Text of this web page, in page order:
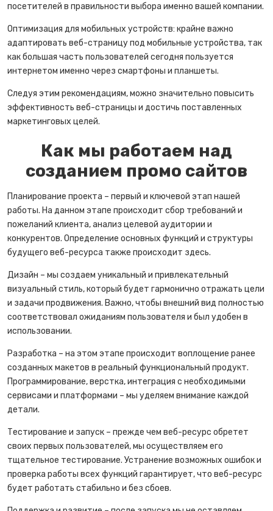
посетителей в правильности выбора именно вашей компании.
Оптимизация для мобильных устройств: крайне важно
адаптировать веб-страницу под мобильные устройства, так
как большая часть пользователей сегодня пользуется
интернетом именно через смартфоны и планшеты.
Следуя этим рекомендациям, можно значительно повысить
эффективность веб-страницы и достичь поставленных
маркетинговых целей.
Как мы работаем над
созданием промо сайтов
Планирование проекта – первый и ключевой этап нашей
работы. На данном этапе происходит сбор требований и
пожеланий клиента, анализ целевой аудитории и
конкурентов. Определение основных функций и структуры
будущего веб-ресурса также происходит здесь.
Дизайн – мы создаем уникальный и привлекательный
визуальный стиль, который будет гармонично отражать цели
и задачи продвижения. Важно, чтобы внешний вид полностью
соответствовал ожиданиям пользователя и был удобен в
использовании.
Разработка – на этом этапе происходит воплощение ранее
созданных макетов в реальный функциональный продукт.
Программирование, верстка, интеграция с необходимыми
сервисами и платформами – мы уделяем внимание каждой
детали.
Тестирование и запуск – прежде чем веб-ресурс обретет
своих первых пользователей, мы осуществляем его
тщательное тестирование. Устранение возможных ошибок и
проверка работы всех функций гарантирует, что веб-ресурс
будет работать стабильно и без сбоев.